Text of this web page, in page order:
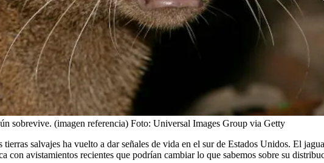
sobrevive. (imagen referencia) Foto: Universal Images Group via Getty
salvajes ha vuelto a dar señales de vida en el sur de Estados Unidos. El
con avistamientos recientes que podrían cambiar lo que sabemos sobre su